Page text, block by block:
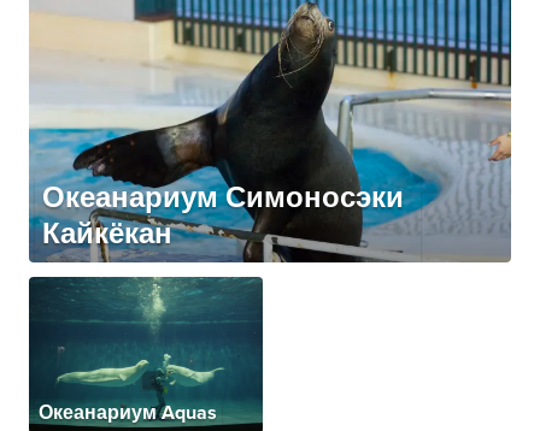
Океанариум Симоносэки
Кайкёкан
Океанариум Aquas